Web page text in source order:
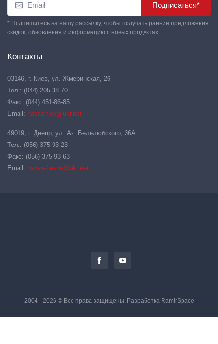
Подписаться*
* Подпишитесь на нашу рассылку, чтобы получать ранние предложения
скидок, обновления и информацию о новых продуктах.
Контакты
03146, г. Киев, ул. Жмеринская, 26
Тел.: (044) 205-38-70
Факс: (044) 451-86-85
Email: hansa-flex@ukr.net
49019, г. Днепр, ул. Ак. Белелюбского, 36А
Тел.: (056) 375-93-23
Факс: (056) 375-93-63
Email: hansa-flexdn@ukr.net
2004 - 2026 © Все права защищены. Разработка RamirSpace